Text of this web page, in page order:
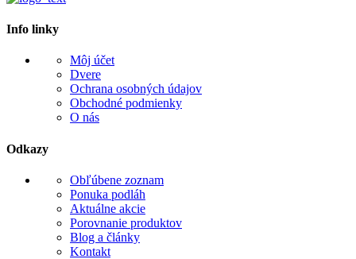
Info linky
Môj účet
Dvere
Ochrana osobných údajov
Obchodné podmienky
O nás
Odkazy
Obľúbene zoznam
Ponuka podláh
Aktuálne akcie
Porovnanie produktov
Blog a články
Kontakt